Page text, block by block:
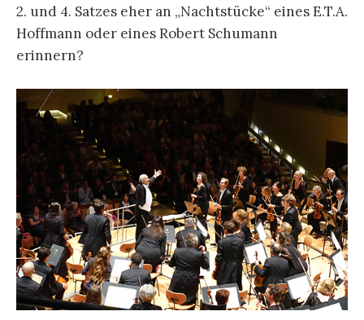
2. und 4. Satzes eher an „Nachtstücke“ eines E.T.A.
Hoffmann oder eines Robert Schumann
erinnern?